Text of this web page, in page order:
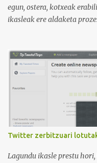
egun, ostera, kotxeak
ikasleak ere aldaketa
Ikusi diferentziak eta
Twitter zerbitzuari
Lagundu ikasle prestu